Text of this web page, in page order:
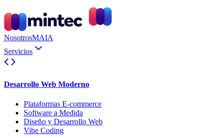
NosotrosMAIA
Servicios
Desarrollo Web Moderno
Plataformas E-commerce
Software a Medida
Diseño y Desarrollo Web
Vibe Coding